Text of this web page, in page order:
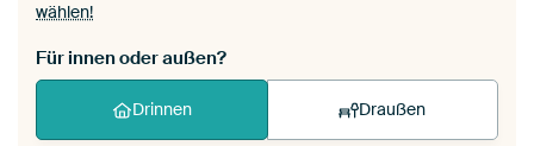
wählen!
Für innen oder außen?
Drinnen Draußen